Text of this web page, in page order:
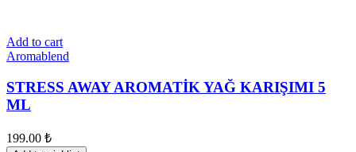
Add to cart
Aromablend
STRESS AWAY AROMATİK YAĞ KARIŞIMI 5
ML
199.00 ₺